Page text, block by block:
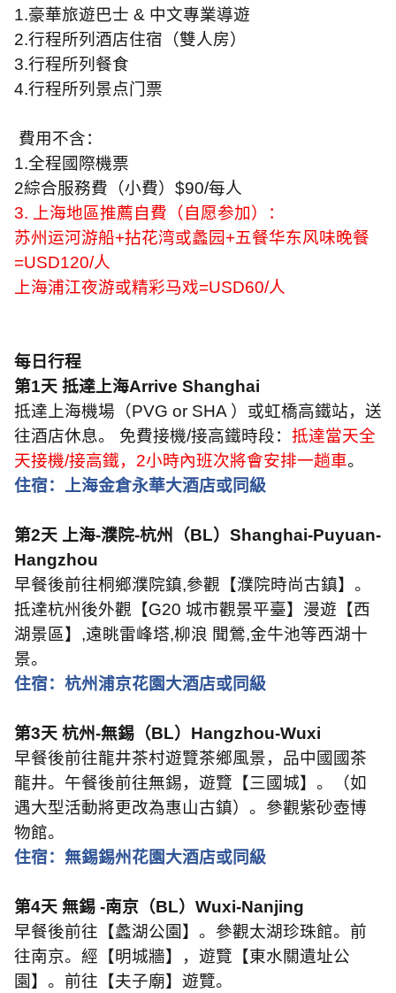
1.豪華旅遊巴士 & 中文專業導遊
2.行程所列酒店住宿（雙人房）
3.行程所列餐食
4.行程所列景点门票
費用不含：
1.全程國際機票
2綜合服務費（小費） $90/每人
3.
上海地區推薦自費（自愿参加）：
苏州运河游船+拈花湾或蠡园+五餐华东风味晚餐
=USD120/人
上海浦江夜游或精彩马戏=USD60/人
每日行程
第1天 抵達上海Arrive Shanghai
抵達上海機場（PVG or SHA ）或虹橋高鐵站，送
往酒店休息。 免費接機/接高鐵時段： 抵達當天全
天接機/接高鐵， 2小時內班次將會安排一趟車。
住宿：上海金倉永華大酒店或同級
第2天 上海-濮院-杭州（BL） Shanghai-Puyuan-
Hangzhou
早餐後前往桐鄉濮院鎮,參觀【濮院時尚古鎮】。
抵達杭州後外觀【G20 城市觀景平臺】漫遊【西
湖景區】 ,遠眺雷峰塔,柳浪 聞鶯,金牛池等西湖十
景。
住宿：杭州浦京花園大酒店或同級
第3天 杭州-無錫（BL） Hangzhou-Wuxi
早餐後前往龍井茶村遊覽茶鄉風景，品中國國茶
龍井。午餐後前往無錫，遊覽【三國城】。（如
遇大型活動將更改為惠山古鎮）。參觀紫砂壺博
物館。
住宿：無錫錫州花園大酒店或同級
第4天 無錫 -南京（BL） Wuxi-Nanjing
早餐後前往【蠡湖公園】。參觀太湖珍珠館。前
往南京。經【明城牆】，遊覽【東水關遺址公
園】。前往【夫子廟】遊覽。